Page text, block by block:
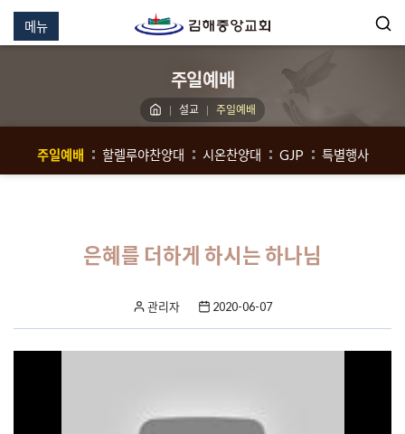
메뉴
주일예배
설교 주일예배
주일예배 할렐루야찬양대 시온찬양대 GJP 특별행사
은혜를 더하게 하시는 하나님
관리자 2020-06-07